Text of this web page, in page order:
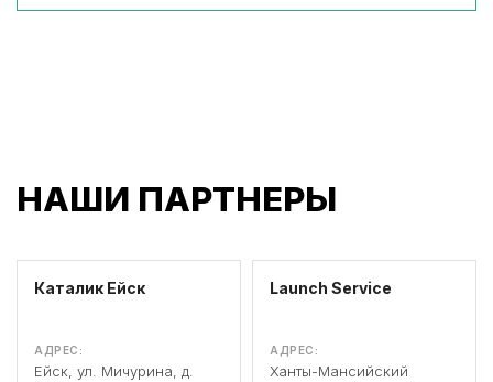
НАШИ ПАРТНЕРЫ
Каталик Ейск
АДРЕС:
Ейск, ул. Мичурина, д.
Launch Service
АДРЕС:
Ханты-Мансийский